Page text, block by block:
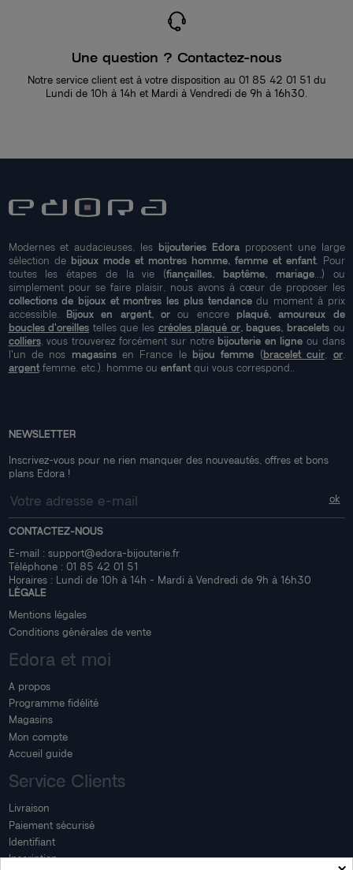
Une question ? Contactez-nous
Notre service client est à votre disposition au 01 85 42 01 51 du
Lundi de 10h à 14h et Mardi à Vendredi de 9h à 16h30.
Modernes et audacieuses, les bijouteries Edoraproposent une large
sélection de bijoux mode et montres homme, femme et enfant. Pour
toutes les étapes de la vie (fiançailles, baptême, mariage...) ou
simplement pour se faire plaisir, nous avons à cœur de proposer les
collections de bijoux et montres les plus tendancedu moment à prix
accessible. Bijoux en argent, orou encore plaqué, amoureux de
boucles d'oreilles telles que les créoles plaqué or, bagues, braceletsou
colliers, vous trouverez forcément sur notre bijouterie en ligne ou dans
l'un de nos magasinsen France le bijou femme (bracelet cuir or,
argentfemme, etc.), homme ou enfantqui vous correspond..
NEWSLETTER
Inscrivez-vous pour ne rien manquer des nouveautés, offres et bons
plans Edora !
CONTACTEZ-NOUS
E-mail : support@edora-bijouterie.fr
Téléphone : 01 85 42 01 51
Horaires : Lundi de 10h à 14h - Mardi à Vendredi de 9h à 16h30
LÉGALE
Mentions légales
Conditions générales de vente
Edora et moi
A propos
Programme fidélité
Magasins
Mon compte
Accueil guide
Service Clients
Livraison
Paiement sécurisé
Identifiant
Inscription